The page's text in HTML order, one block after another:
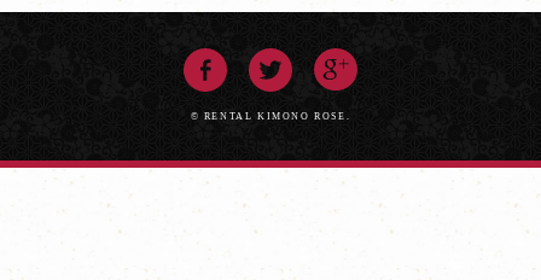
© RENTAL KIMONO ROSE.